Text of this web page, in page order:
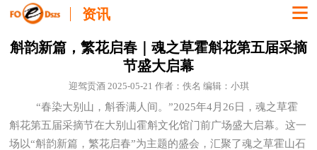
资讯
斛韵新篇，繁花启春｜魂之草霍斛花第五届采摘
节盛大启幕
迎驾贡酒 2025-05-21 作者：佚名 编辑：小琪
“春染大别山，斛香满人间。”2025年4月26日，魂之草霍
斛花第五届采摘节在大别山霍斛文化馆门前广场盛大启幕。这一
场以“斛韵新篇，繁花启春”为主题的盛会，汇聚了魂之草霍山石